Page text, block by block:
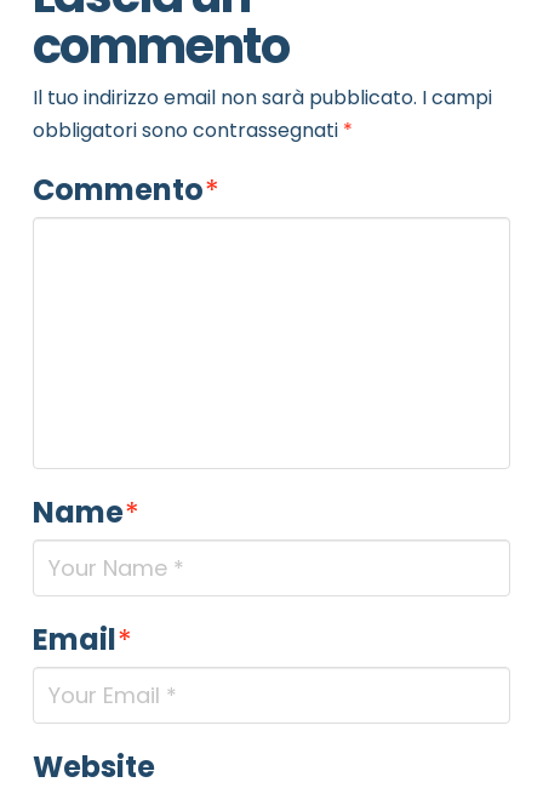
commento
Il tuo indirizzo email non sarà pubblicato. I campi
obbligatori sono contrassegnati *
Commento*
Name*
Email*
Website